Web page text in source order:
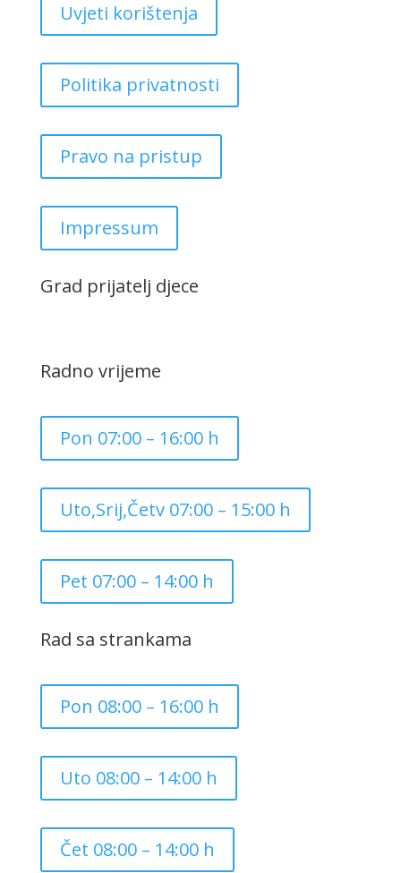
Uvjeti korištenja
Politika privatnosti
Pravo na pristup
Impressum
Grad prijatelj djece
Radno vrijeme
Pon 07:00 – 16:00 h
Uto,Srij,Četv 07:00 – 15:00 h
Pet 07:00 – 14:00 h
Rad sa strankama
Pon 08:00 – 16:00 h
Uto 08:00 – 14:00 h
Čet 08:00 – 14:00 h